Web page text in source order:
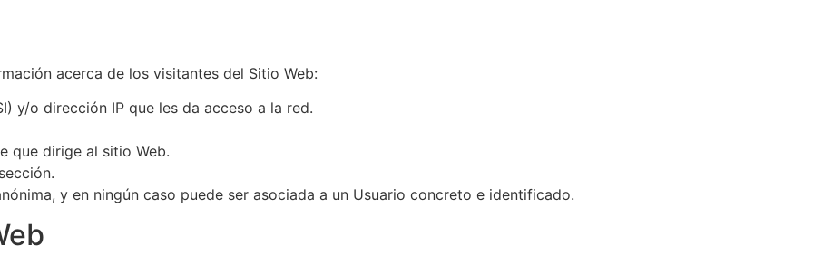
acerca de los visitantes del Sitio Web:
y/o dirección IP que les da acceso a la red.
que dirige al sitio Web.
y en ningún caso puede ser asociada a un Usuario concreto e identificado.